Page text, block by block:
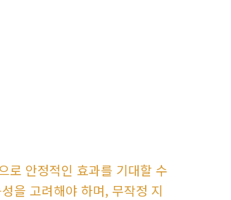
로 안정적인 효과를 기대할 수
을 고려해야 하며, 무작정 지